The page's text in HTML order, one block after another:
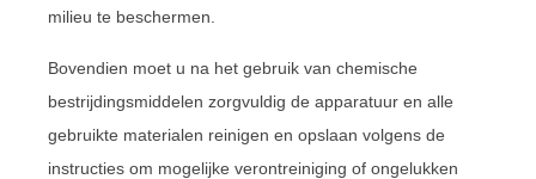
milieu te beschermen.
Bovendien moet u na het gebruik van chemische
bestrijdingsmiddelen zorgvuldig de apparatuur en alle
gebruikte materialen reinigen en opslaan volgens de
instructies om mogelijke verontreiniging of ongelukken